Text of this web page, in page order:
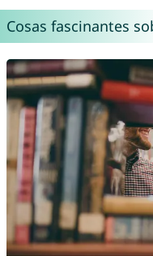
Cosas fascinantes